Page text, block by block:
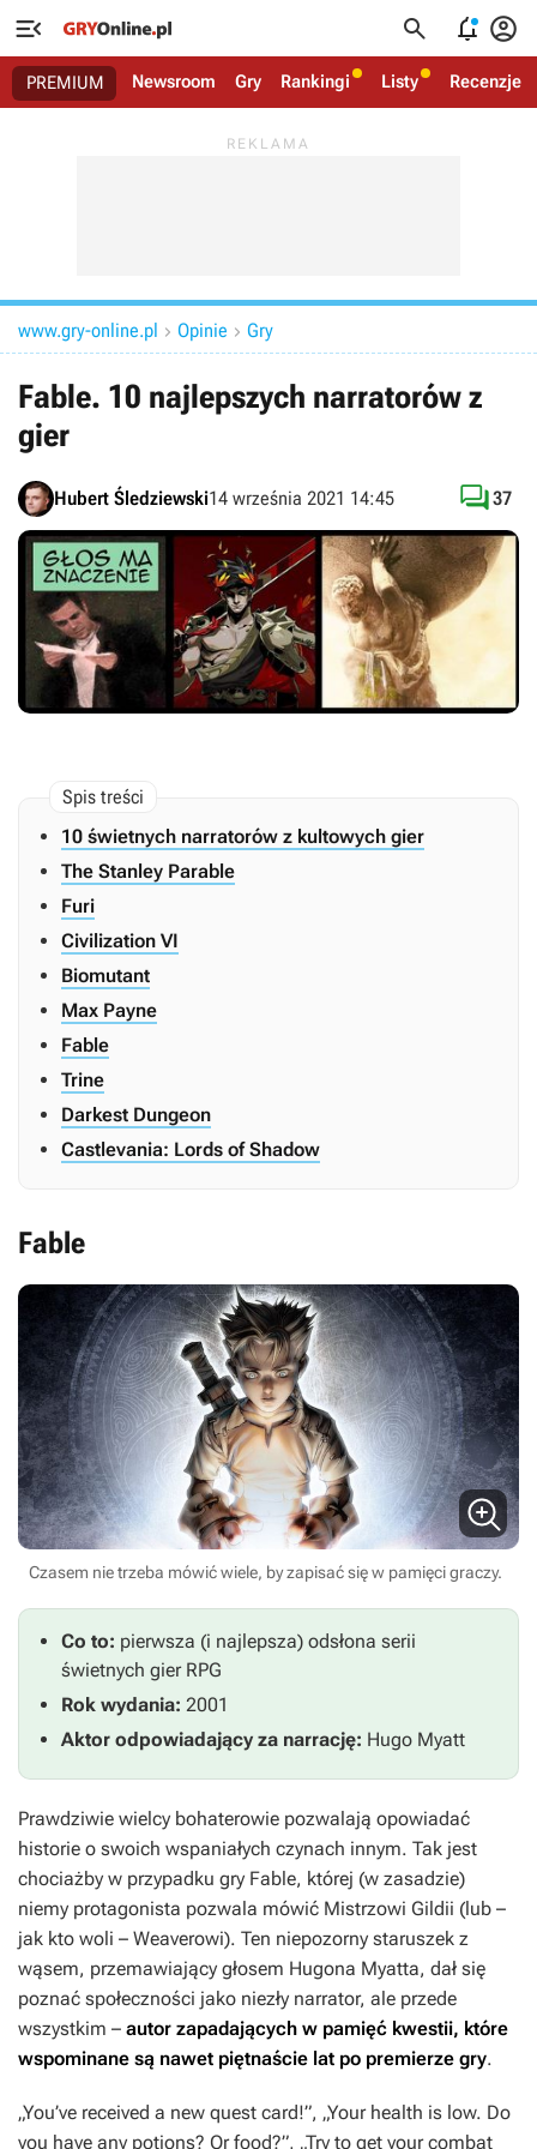
   
PREMIUM Newsroom Gry Rankingi Listy Recenzje
www.gry-online.pl  Opinie  Gry
Fable. 10 najlepszych narratorów z
gier
Hubert Śledziewski14 września 2021 14:45 37
10 świetnych narratorów z kultowych gier
The Stanley Parable
Furi
Civilization VI
Biomutant
Max Payne
Fable
Trine
Darkest Dungeon
Castlevania: Lords of Shadow
Fable
Czasem nie trzeba mówić wiele, by zapisać się w pamięci graczy.
Co to: pierwsza (i najlepsza) odsłona serii
świetnych gier RPG
Rok wydania: 2001
Aktor odpowiadający za narrację: Hugo Myatt
Prawdziwie wielcy bohaterowie pozwalają opowiadać
historie o swoich wspaniałych czynach innym. Tak jest
chociażby w przypadku gry Fable, której (w zasadzie)
niemy protagonista pozwala mówić Mistrzowi Gildii (lub –
jak kto woli – Weaverowi). Ten niepozorny staruszek z
wąsem, przemawiający głosem Hugona Myatta, dał się
poznać społeczności jako niezły narrator, ale przede
wszystkim – autor zapadających w pamięć kwestii, które
wspominane są nawet piętnaście lat po premierze gry.
„You’ve received a new quest card!”, „Your health is low. Do
you have any potions? Or food?”, „Try to get your combat